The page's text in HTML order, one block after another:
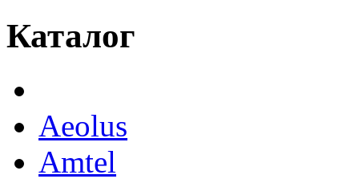
Каталог
Aeolus
Amtel